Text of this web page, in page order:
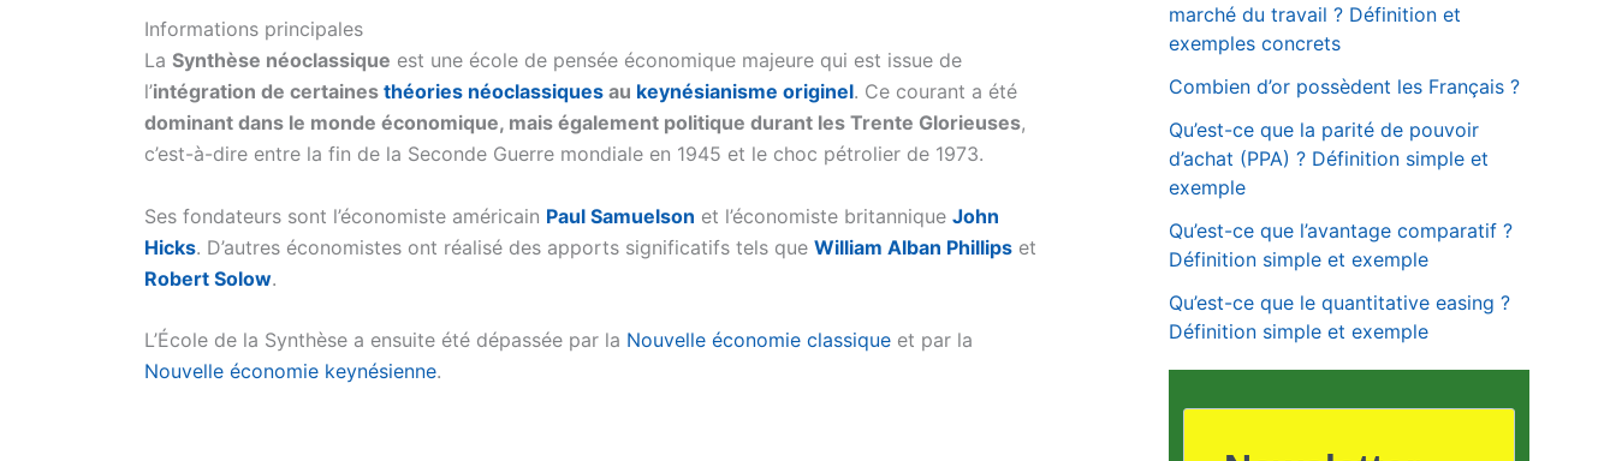
Informations principales
La Synthèse néoclassique est une école de pensée économique majeure qui est issue de
l’intégration de certaines théories néoclassiques au keynésianisme originel. Ce courant a été
dominant dans le monde économique, mais également politique durant les Trente Glorieuses,
c’est-à-dire entre la fin de la Seconde Guerre mondiale en 1945 et le choc pétrolier de 1973.
Ses fondateurs sont l’économiste américain Paul Samuelson et l’économiste britannique John
Hicks. D’autres économistes ont réalisé des apports significatifs tels que William Alban Phillips et
Robert Solow.
L’École de la Synthèse a ensuite été dépassée par la Nouvelle économie classique et par la
Nouvelle économie keynésienne.
marché du travail ? Définition et
exemples concrets
Combien d’or possèdent les Français ?
Qu’est-ce que la parité de pouvoir
d’achat (PPA) ? Définition simple et
exemple
Qu’est-ce que l’avantage comparatif ?
Définition simple et exemple
Qu’est-ce que le quantitative easing ?
Définition simple et exemple